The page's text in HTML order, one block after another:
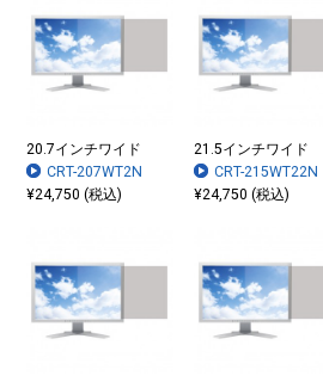
20.7インチワイド
CRT-207WT2N
¥24,750 (税込)
21.5インチワイド
CRT-215WT22N
¥24,750 (税込)